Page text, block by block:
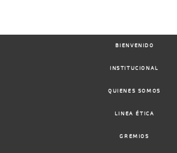
BIENVENIDO
INSTITUCIONAL
QUIENES SOMOS
LINEA ÉTICA
GREMIOS